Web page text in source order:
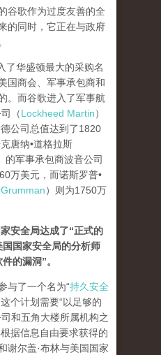
谷歌作为过度友善的全
的同时，它正在与政府
了华盛顿最大的采购名
国商会、军事承包商和
。而谷歌进入了军事航
（Lockheed Martin）
公司总值达到了1820
唐纳•道格拉斯
的军事承包商波音公司
万美元，而诺斯罗普•
）则为1750万
安全局达成了“正式的
国家安全局的分析师
的漏洞”。
与了一个名为“持久安全
个计划需要“以足够的
和五角大楼所属机构之
据信息自由要求获得的
谢尔盖·布林与美国国家